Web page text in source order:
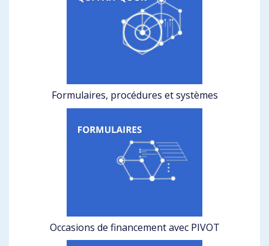
Formulaires, procédures et systèmes
Occasions de financement avec PIVOT